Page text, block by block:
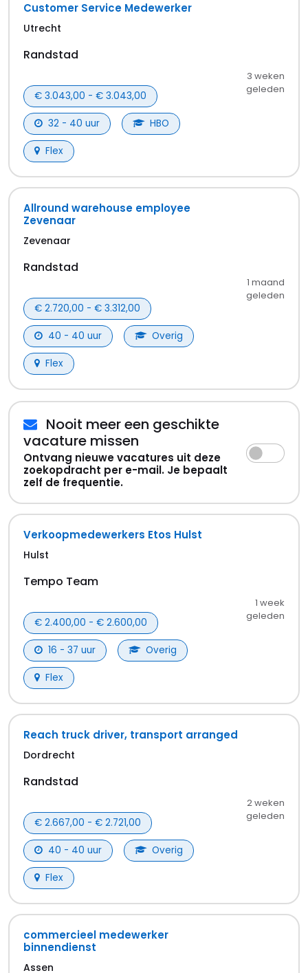
Customer Service Medewerker
Utrecht
Randstad
€ 3.043,00 - € 3.043,00
32 - 40 uur HBO
Flex
3 weken
geleden
Allround warehouse employee
Zevenaar
Zevenaar
Randstad
€ 2.720,00 - € 3.312,00
40 - 40 uur Overig
Flex
1 maand
geleden
Nooit meer een geschikte
vacature missen
Ontvang nieuwe vacatures uit deze
zoekopdracht per e-mail. Je bepaalt
zelf de frequentie.
Verkoopmedewerkers Etos Hulst
Hulst
Tempo Team
€ 2.400,00 - € 2.600,00
16 - 37 uur Overig
Flex
1 week
geleden
Reach truck driver, transport arranged
Dordrecht
Randstad
€ 2.667,00 - € 2.721,00
40 - 40 uur Overig
Flex
2 weken
geleden
commercieel medewerker
binnendienst
Assen